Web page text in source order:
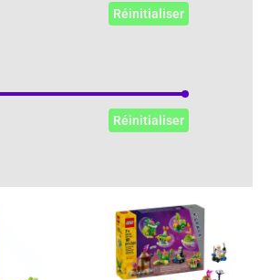
Réinitialiser
Réinitialiser